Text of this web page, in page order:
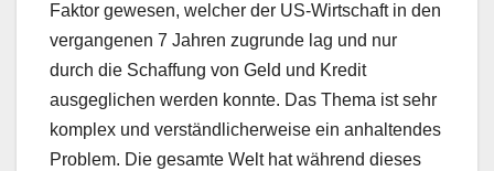
Faktor gewesen, welcher der US-Wirtschaft in den
vergangenen 7 Jahren zugrunde lag und nur
durch die Schaffung von Geld und Kredit
ausgeglichen werden konnte. Das Thema ist sehr
komplex und verständlicherweise ein anhaltendes
Problem. Die gesamte Welt hat während dieses